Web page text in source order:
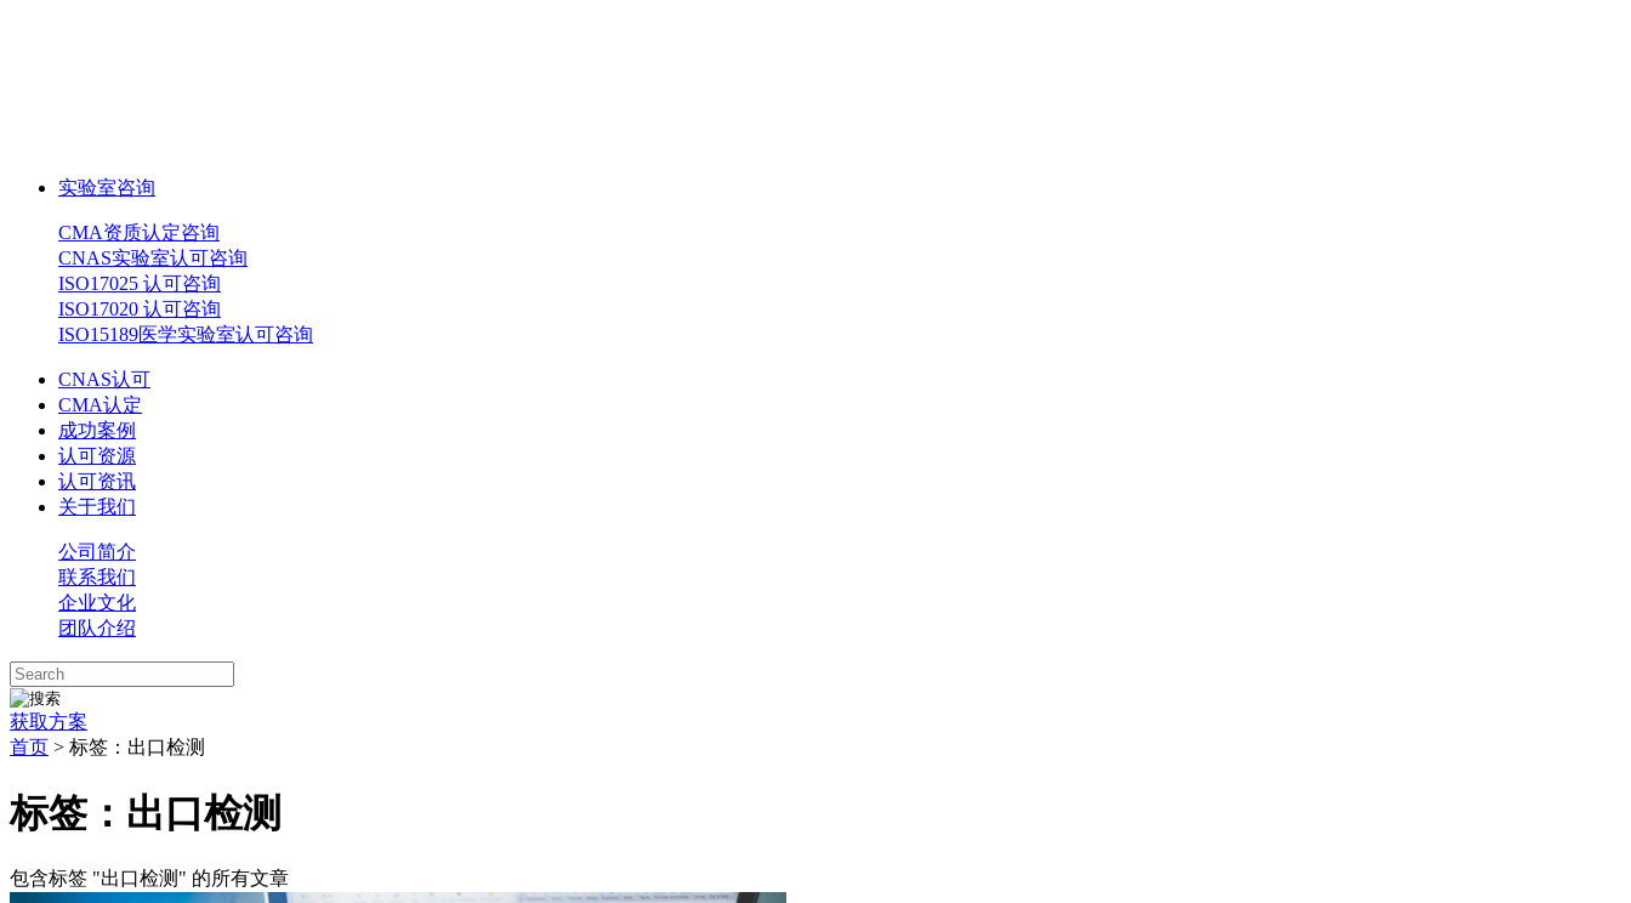
实验室咨询
CMA资质认定咨询
CNAS实验室认可咨询
ISO17025 认可咨询
ISO17020 认可咨询
ISO15189医学实验室认可咨询
CNAS认可
CMA认定
成功案例
认可资源
认可资讯
关于我们
公司简介
联系我们
企业文化
团队介绍
获取方案
首页 > 标签：出口检测
标签：出口检测
包含标签 "出口检测" 的所有文章